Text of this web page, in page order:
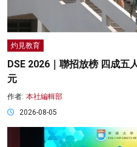
灼見教育
DSE 2026｜聯招放榜 四成五
元
作者: 本社編輯部
2026-08-05